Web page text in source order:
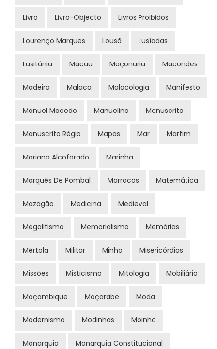
Livro Livro-Objecto Livros Proibidos
Lourenço Marques Lousã Lusíadas
Lusitânia Macau Maçonaria Macondes
Madeira Malaca Malacologia Manifesto
Manuel Macedo Manuelino Manuscrito
Manuscrito Régio Mapas Mar Marfim
Mariana Alcoforado Marinha
Marquês De Pombal Marrocos Matemática
Mazagão Medicina Medieval
Megalitismo Memorialismo Memórias
Mértola Militar Minho Misericórdias
Missões Misticismo Mitologia Mobiliário
Moçambique Moçarabe Moda
Modernismo Modinhas Moinho
Monarquia Monarquia Constitucional